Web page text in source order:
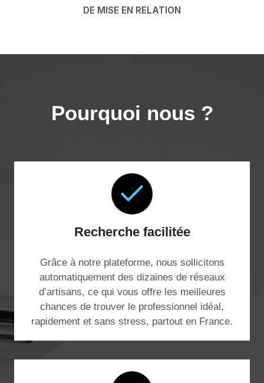
DE MISE EN RELATION
Pourquoi nous ?
Recherche facilitée
Grâce à notre plateforme, nous sollicitons
automatiquement des dizaines de réseaux
d’artisans, ce qui vous offre les meilleures
chances de trouver le professionnel idéal,
rapidement et sans stress, partout en France.